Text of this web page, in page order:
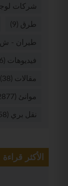
شركات
طرق (9)
طيران - ش
فيديوهات (266)
مقالات (38)
موانئ (2877)
نقل بري (58)
الأكثر قراءة